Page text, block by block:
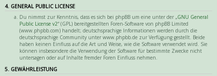
4. GENERAL PUBLIC LICENSE
Du nimmst zur Kenntnis, dass es sich bei phpBB um eine unter der „GNU General
Public License v2“ (GPL) bereitgestellten Foren-Software von phpBB Limited
(www.phpbb.com) handelt; deutschsprachige Informationen werden durch die
deutschsprachige Community unter www.phpbb.de zur Verfügung gestellt. Beide
haben keinen Einfluss auf die Art und Weise, wie die Software verwendet wird. Sie
können insbesondere die Verwendung der Software für bestimmte Zwecke nicht
untersagen oder auf Inhalte fremder Foren Einfluss nehmen.
5. GEWÄHRLEISTUNG